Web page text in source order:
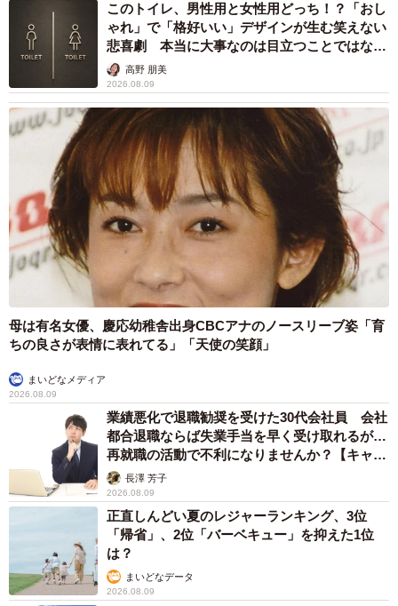
このトイレ、男性用と女性用どっち！？「おし
ゃれ」で「格好いい」デザインが生む笑えない
悲喜劇 本当に大事なのは目立つことではな
く…高野 朋美
2026.08.09
母は有名女優、慶応幼稚舎出身CBCアナのノースリーブ姿「育
ちの良さが表情に表れてる」「天使の笑顔」
まいどなメディア
2026.08.09
業績悪化で退職勧奨を受けた30代会社員 会社
都合退職ならば失業手当を早く受け取れるが…
再就職の活動で不利になりませんか？【キャリ
アカウンセラーが解説】
長澤 芳子
2026.08.09
正直しんどい夏のレジャーランキング、3位
「帰省」、2位「バーベキュー」を抑えた1位
は？
まいどなデータ
2026.08.09